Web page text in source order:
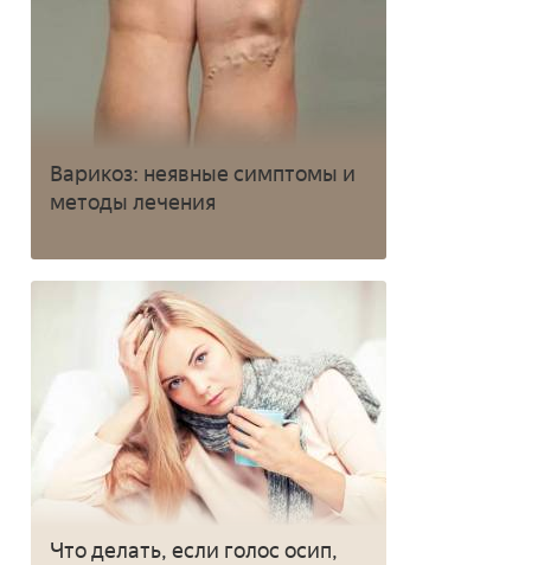
Варикоз: неявные симптомы и
методы лечения
Что делать, если голос осип,